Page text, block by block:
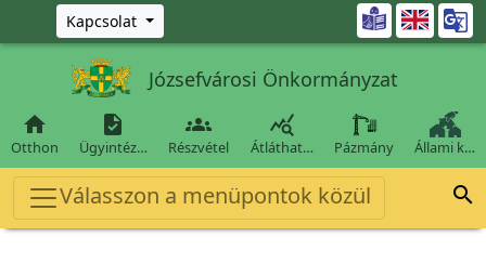
Ugrás a fő tartalomra
Kapcsolat 
Józsefvárosi Önkormányzat

Otthon

Ügyintéz…

Részvétel

Átláthat… Pázmány Állami k…
Válasszon a menüpontok közül 